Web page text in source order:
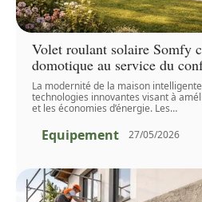
Volet roulant solaire Somfy
domotique au service du
La modernité de la maison
technologies innovantes visant à
et les économies d’énergie. Les…
Equipement 27/05/2026